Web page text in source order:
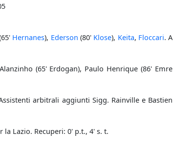
Hernanes), Ederson (80' Klose), Keita, Floccari. A
(65' Erdogan), Paulo Henrique (86' Emre
arbitrali aggiunti Sigg. Rainville e Bastien
Lazio. Recuperi: 0' p.t., 4' s. t.